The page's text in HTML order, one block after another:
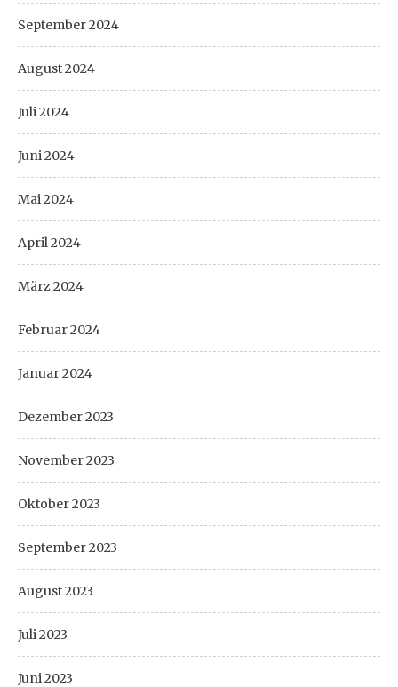
September 2024
August 2024
Juli 2024
Juni 2024
Mai 2024
April 2024
März 2024
Februar 2024
Januar 2024
Dezember 2023
November 2023
Oktober 2023
September 2023
August 2023
Juli 2023
Juni 2023